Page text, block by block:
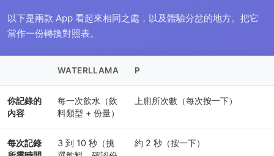
以下是兩款 App 看起來相同之處，以及體驗分岔的地方。把它
當作一份轉換對照表。
WATERLLAMA P
你記錄的
內容
每一次飲水（飲
料類型 + 份量）
上廁所次數（每次按一下）
每次記錄
3 到 10 秒（挑
約 2 秒（按一下）